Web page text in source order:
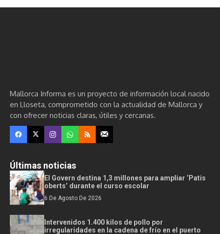
Mallorca Informa es un proyecto de información local nacido
en Lloseta, comprometido con la actualidad de Mallorca y
con ofrecer noticias claras, útiles y cercanas.
Últimas noticias
El Govern destina 1,3 millones para ampliar ‘Patis
oberts’ durante el curso escolar
6 De Agosto De 2026
Intervenidos 1.400 kilos de pollo por
irregularidades en la cadena de frío en el puerto